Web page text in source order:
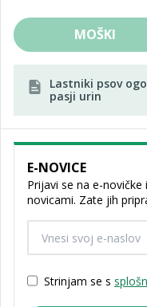
MOŠKI
Lastniki psov
pasji urin
E-NOVICE
Prijavi se na e-
novicami. Zate jih
Strinjam se s